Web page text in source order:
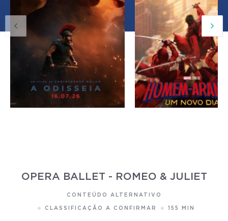
OPERA BALLET - ROMEO & JULIET
CONTEÚDO ALTERNATIVO
CLASSIFICAÇÃO A CONFIRMAR 155 MIN